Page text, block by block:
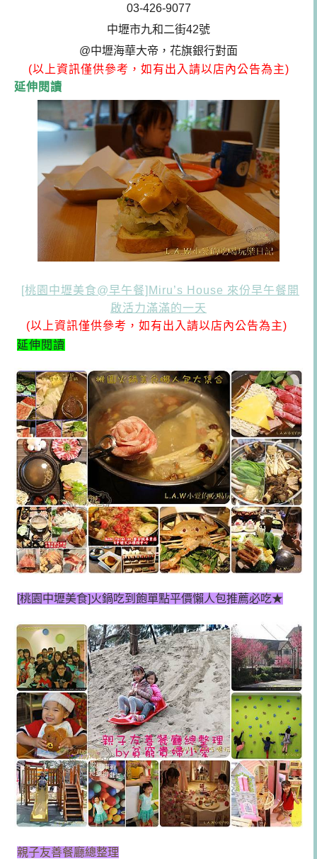
03-426-9077
中壢市九和二街42號
@中壢海華大帝，花旗銀行對面
(以上資訊僅供參考，如有出入請以店內公告為主)
延伸閱讀
[桃園中壢美食@早午餐]Miru’s House 來份早午餐開
啟活力滿滿的一天
(以上資訊僅供參考，如有出入請以店內公告為主)
延伸閱讀
[桃園中壢美食] 火鍋吃到飽單點平價懶人包推薦必吃★
親子友善餐廳總整理